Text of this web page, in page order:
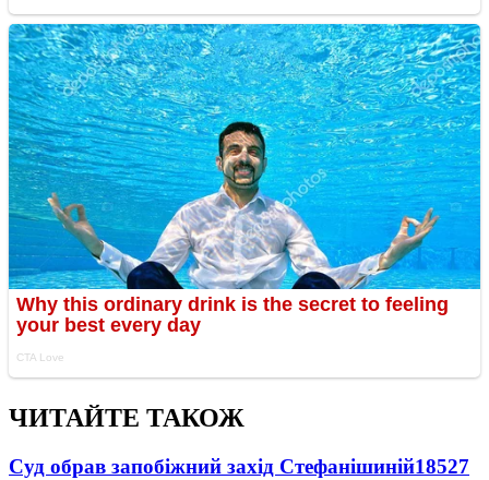
ЧИТАЙТЕ ТАКОЖ
Суд обрав запобіжний захід Стефанішиній18527